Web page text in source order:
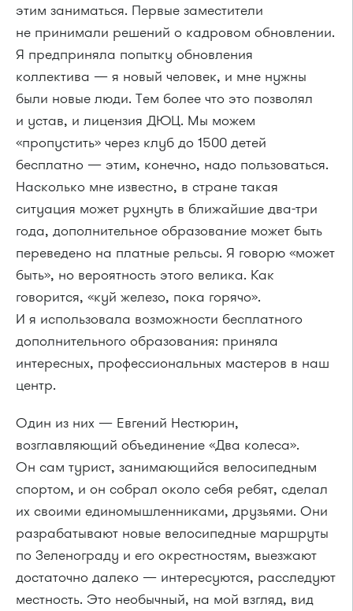
этим заниматься. Первые заместители
не принимали решений о кадровом обновлении.
Я предприняла попытку обновления
коллектива — я новый человек, и мне нужны
были новые люди. Тем более что это позволял
и устав, и лицензия ДЮЦ. Мы можем
«пропустить» через клуб до 1500 детей
бесплатно — этим, конечно, надо пользоваться.
Насколько мне известно, в стране такая
ситуация может рухнуть в ближайшие два-три
года, дополнительное образование может быть
переведено на платные рельсы. Я говорю «может
быть», но вероятность этого велика. Как
говорится, «куй железо, пока горячо».
И я использовала возможности бесплатного
дополнительного образования: приняла
интересных, профессиональных мастеров в наш
центр.
Один из них — Евгений Нестюрин,
возглавляющий объединение «Два колеса».
Он сам турист, занимающийся велосипедным
спортом, и он собрал около себя ребят, сделал
их своими единомышленниками, друзьями. Они
разрабатывают новые велосипедные маршруты
по Зеленограду и его окрестностям, выезжают
достаточно далеко — интересуются, расследуют
местность. Это необычный, на мой взгляд, вид